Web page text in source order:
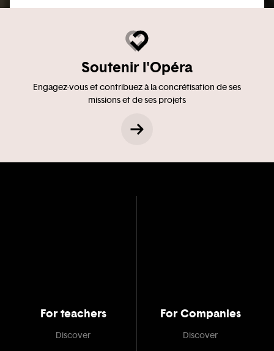
Soutenir l'Opéra
Engagez-vous et contribuez à la concrétisation de ses
missions et de ses projets
For teachers
Discover
For Companies
Discover